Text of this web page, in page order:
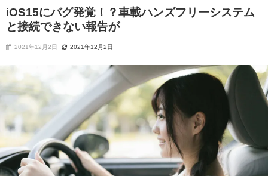
iOS15にバグ発覚！？車載ハンズフリーシステム
と接続できない報告が
2021年12月2日 2021年12月2日